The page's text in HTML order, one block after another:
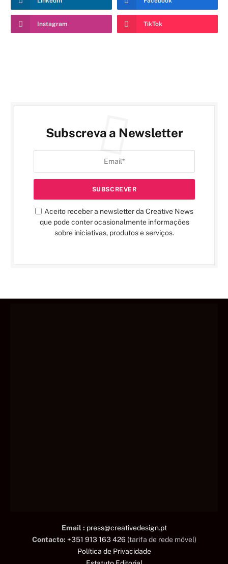
Instagram TikTok
Subscreva a Newsletter
Aceito receber a newsletter da Creative News
que pode conter ocasionalmente informações
sobre iniciativas, produtos e serviços.
Email : press@creativedesign.pt
Contacto: +351 913 163 426 (tarifa de rede móvel)
Política de Privacidade